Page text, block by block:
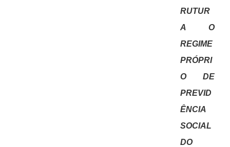
RUTUR
A O
REGIME
PRÓPRI
O DE
PREVID
ÊNCIA
SOCIAL
DO